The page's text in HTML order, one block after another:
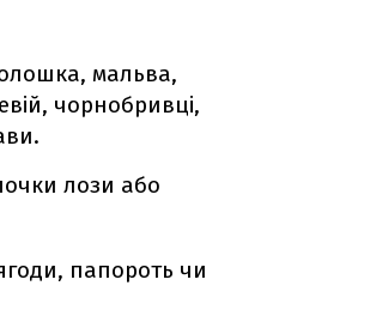
мальва,
чорнобривці,
лози або
папороть чи